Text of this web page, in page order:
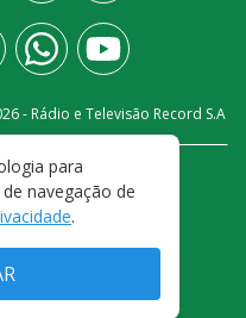
- Rádio e Televisão Record S.A
PRIVACIDADE
DE USO
para
navegação de
.